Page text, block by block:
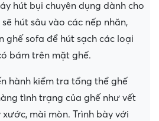
hút bụi chuyên dụng dành cho
hút sâu vào các nếp nhăn,
ghế sofa để hút sạch các loại
bám trên mặt ghế.
hành kiểm tra tổng thể ghế
tình trạng của ghế như vết
mài mòn. Trình bày với